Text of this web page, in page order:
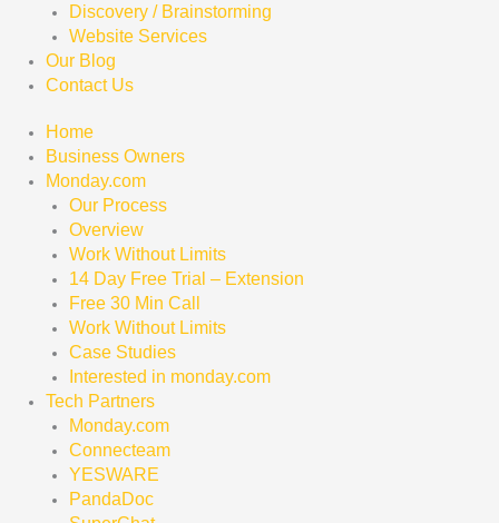
Discovery / Brainstorming
Website Services
Our Blog
Contact Us
Home
Business Owners
Monday.com
Our Process
Overview
Work Without Limits
14 Day Free Trial – Extension
Free 30 Min Call
Work Without Limits
Case Studies
Interested in monday.com
Tech Partners
Monday.com
Connecteam
YESWARE
PandaDoc